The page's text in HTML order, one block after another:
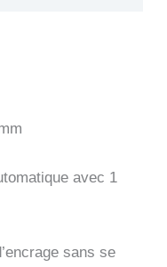
avec 1
sans se